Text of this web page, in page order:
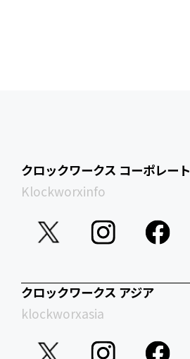
クロックワークス コーポレート
Klockworxinfo
クロックワークス アジア
klockworxasia